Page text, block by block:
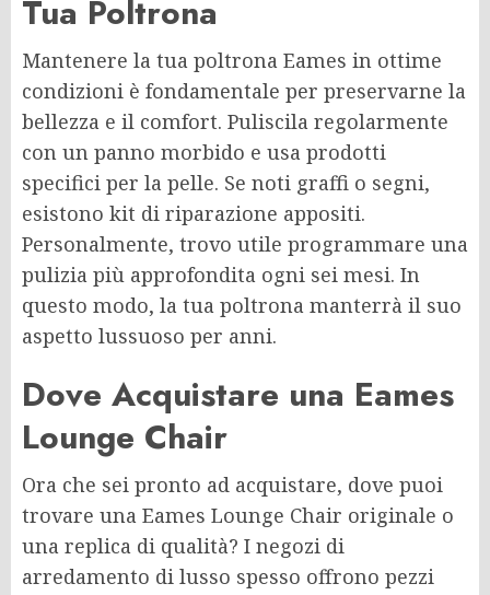
Tua Poltrona
Mantenere la tua poltrona Eames in ottime
condizioni è fondamentale per preservarne la
bellezza e il comfort. Puliscila regolarmente
con un panno morbido e usa prodotti
specifici per la pelle. Se noti graffi o segni,
esistono kit di riparazione appositi.
Personalmente, trovo utile programmare una
pulizia più approfondita ogni sei mesi. In
questo modo, la tua poltrona manterrà il suo
aspetto lussuoso per anni.
Dove Acquistare una Eames
Lounge Chair
Ora che sei pronto ad acquistare, dove puoi
trovare una Eames Lounge Chair originale o
una replica di qualità? I negozi di
arredamento di lusso spesso offrono pezzi